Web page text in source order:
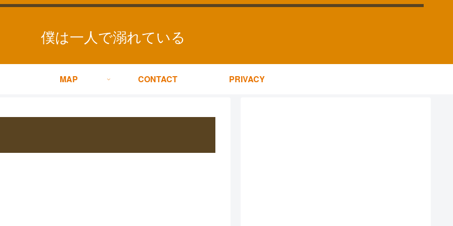
僕は一人で溺れている
MAP CONTACT PRIVACY